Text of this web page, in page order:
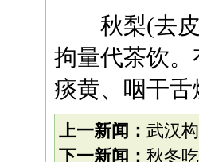
秋梨(去皮
拘量代茶饮
痰黄、咽干
上一新闻： 武汉
下一新闻： 秋冬